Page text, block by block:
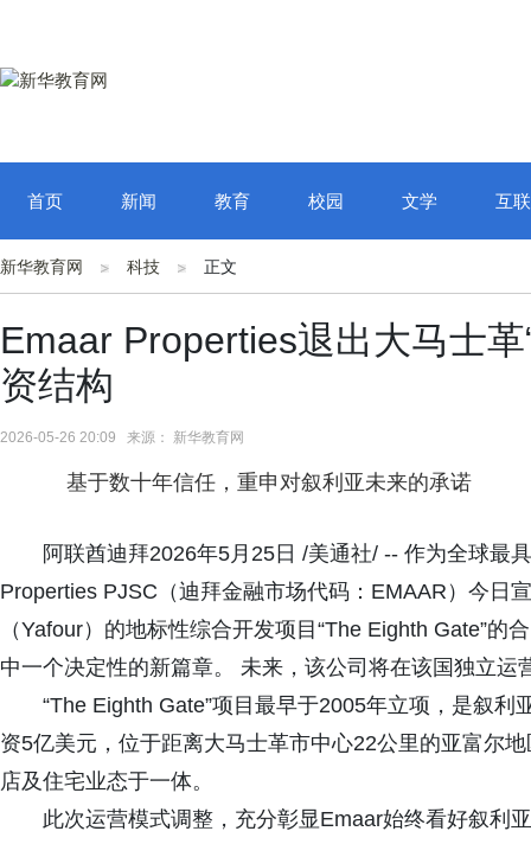
首页 新闻 教育 校园 文学 互
新华教育网 科技 正文
Emaar Properties退出大马士
资结构
2026-05-26 20:09 来源： 新华教育网
基于数十年信任，重申对叙利亚未来的承诺
阿联酋迪拜2026年5月25日 /美通社/ -- 作为全球最
Properties PJSC（迪拜金融市场代码：EMAAR）今日
（Yafour）的地标性综合开发项目“The Eighth Gate”
中一个决定性的新篇章。 未来，该公司将在该国独立运
“The Eighth Gate”项目最早于2005年立项，是叙
资5亿美元，位于距离大马士革市中心22公里的亚富尔
店及住宅业态于一体。
此次运营模式调整，充分彰显Emaar始终看好叙利